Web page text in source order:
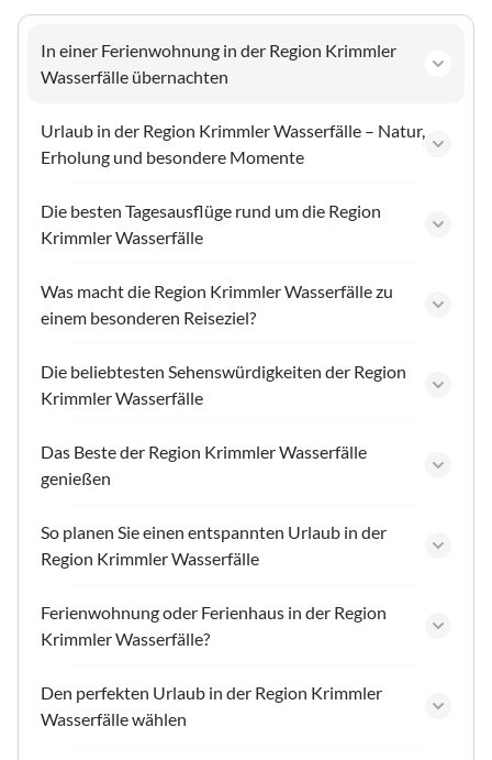
In einer Ferienwohnung in der Region Krimmler
Wasserfälle übernachten
Urlaub in der Region Krimmler Wasserfälle – Natur,
Erholung und besondere Momente
Die besten Tagesausflüge rund um die Region
Krimmler Wasserfälle
Was macht die Region Krimmler Wasserfälle zu
einem besonderen Reiseziel?
Die beliebtesten Sehenswürdigkeiten der Region
Krimmler Wasserfälle
Das Beste der Region Krimmler Wasserfälle
genießen
So planen Sie einen entspannten Urlaub in der
Region Krimmler Wasserfälle
Ferienwohnung oder Ferienhaus in der Region
Krimmler Wasserfälle?
Den perfekten Urlaub in der Region Krimmler
Wasserfälle wählen